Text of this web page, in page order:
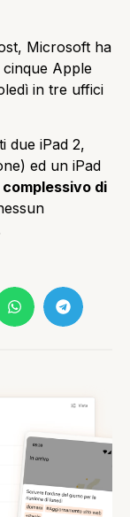
Microsoft ha
cinque Apple
in tre uffici
due iPad 2,
ed un iPad
di